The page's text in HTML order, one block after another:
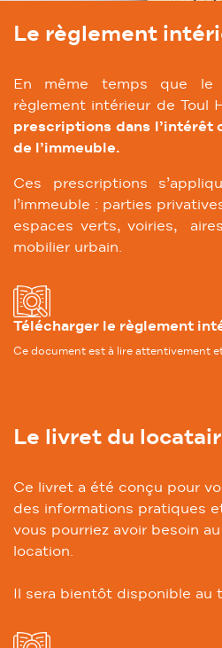
Le règlement
En même temps que le
règlement intérieur de Toul
prescriptions dans l’intérêt
de l’immeuble.
Ces prescriptions
l’immeuble : parties
espaces verts, voiries,
mobilier urbain.
Télécharger le règlement
Ce document est à lire attentivement
Le livret du
Ce livret a été conçu pour
des informations pratiques
vous pourriez avoir besoin
location.
Il sera bientôt disponible au